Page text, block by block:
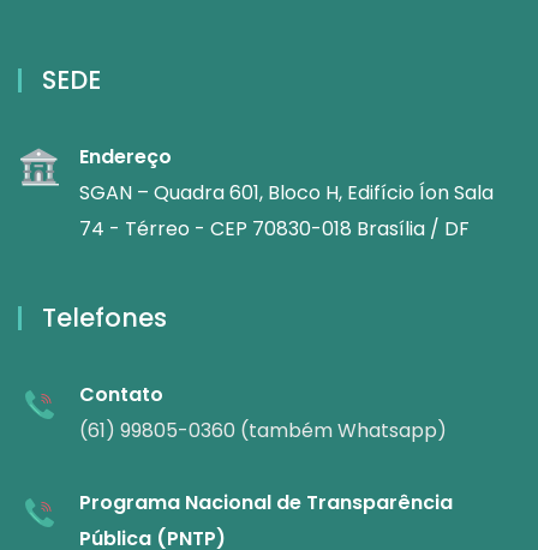
SEDE
Endereço
SGAN – Quadra 601, Bloco H, Edifício Íon Sala
74 - Térreo - CEP 70830-018 Brasília / DF
Telefones
Contato
(61) 99805-0360 (também Whatsapp)
Programa Nacional de Transparência
Pública (PNTP)